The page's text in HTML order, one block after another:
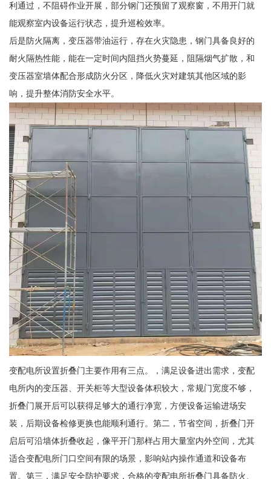
利通过，不阻碍作业开展，部分钢门还预留了观察窗，不用开门就
能观察室内设备运行状态，提升巡检效率。
后是防火隔离，变压器带油运行，存在火灾隐患，钢门具备良好的
耐火隔热性能，能在一定时间内阻挡火势蔓延，阻隔烟气扩散，和
变压器室墙体配合形成防火分区，降低火灾对建筑其他区域的影
响，提升整体消防安全水平。
变配电所设置折叠门主要作用有三点。，满足设备进出需求，变配
电所内的变压器、开关柜等大型设备体积较大，常规门宽度不够，
折叠门展开后可以获得足够大的通行净宽，方便设备运输进场安
装，后期设备检修更换也能顺利通行。第二，节省空间，折叠门开
启后可沿墙体折叠收起，像平开门那样占用大量室内外空间，尤其
适合变配电所门口空间有限的场景，影响站内操作通道和设备布
置。第三，满足安全防护要求，合格的变配电所折叠门具备防火、